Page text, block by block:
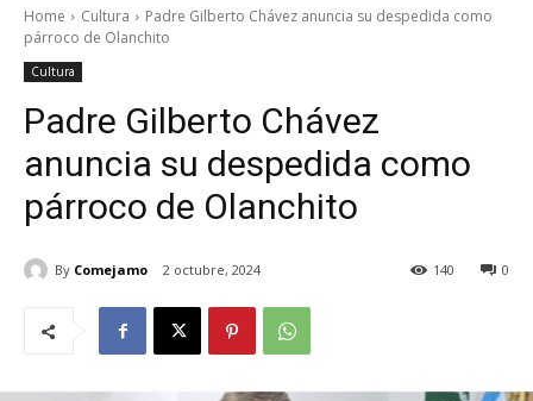
Home Cultura
Padre Gilberto Chávez anuncia su despedida como
párroco de Olanchito
Cultura
Padre Gilberto Chávez
anuncia su despedida como
párroco de Olanchito
By Comejamo 2 octubre, 2024 0
140